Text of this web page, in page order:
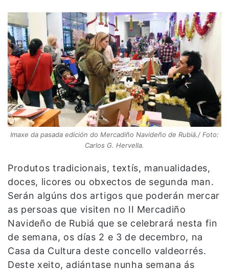
Imaxe da pasada edición do Mercadiño Navideño de Rubiá./ Foto:
Carlos G. Hervella.
Produtos tradicionais, textís, manualidades,
doces, licores ou obxectos de segunda man.
Serán algúns dos artigos que poderán mercar
as persoas que visiten no II Mercadiño
Navideño de Rubiá que se celebrará nesta fin
de semana, os días 2 e 3 de decembro, na
Casa da Cultura deste concello valdeorrés.
Deste xeito, adiántase nunha semana ás